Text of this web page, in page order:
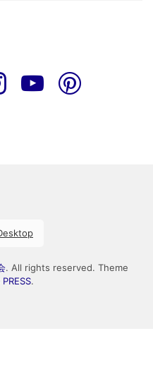
. All rights reserved. Theme
.